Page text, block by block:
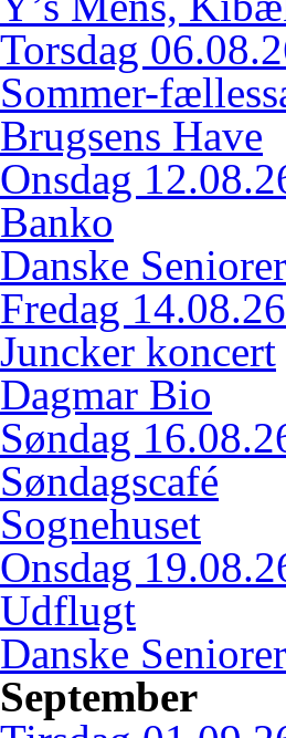
Torsdag
Sommer-
Brugsens Have
Onsdag
Banko
Danske Seniorer
Fredag
Juncker koncert
Dagmar Bio
Søndag
Søndagscafé
Sognehuset
Onsdag
Udflugt
Danske Seniorer
September